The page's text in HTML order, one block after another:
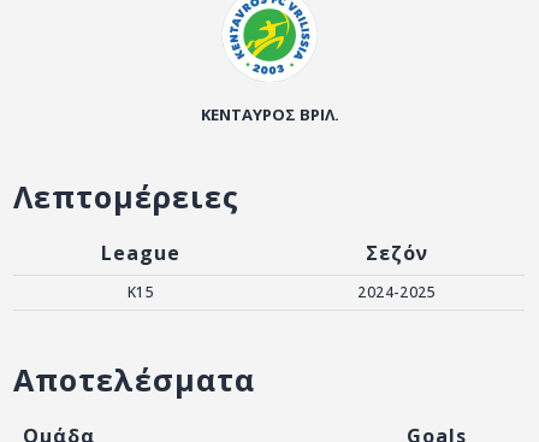
ΚΕΝΤΑΥΡΟΣ ΒΡΙΛ.
Λεπτομέρειες
League Σεζόν
K15 2024-2025
Αποτελέσματα
Ομάδα Goals